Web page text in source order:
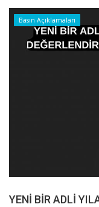
Basın Açıklamaları
YENİ BİR ADLİ